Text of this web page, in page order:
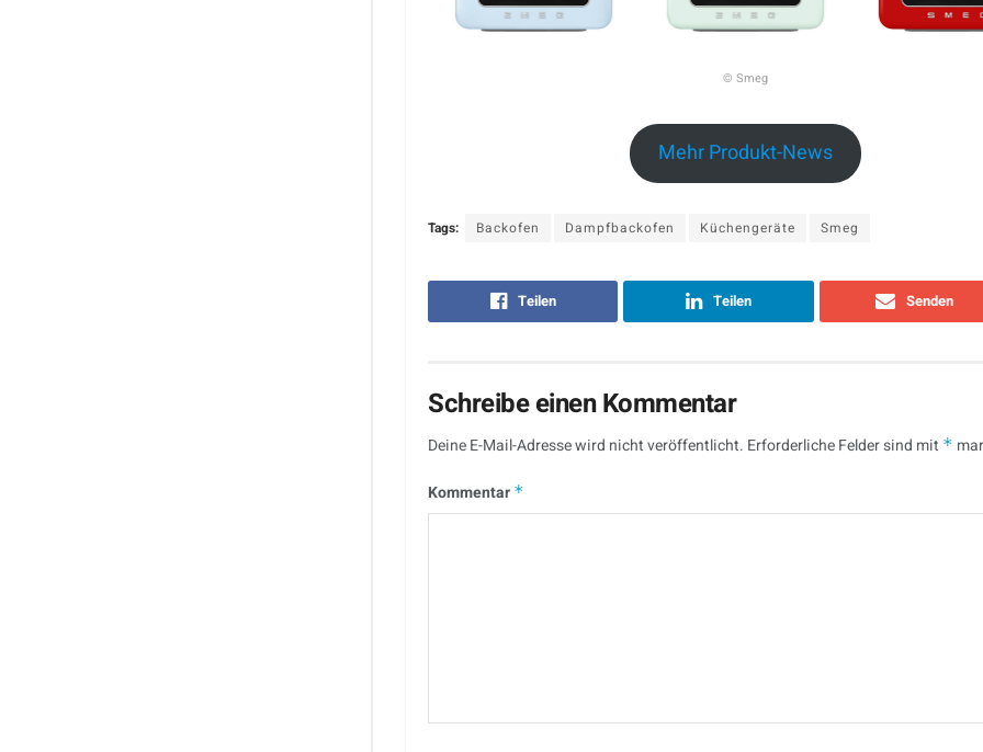
© Smeg
Mehr Produkt-News
Tags: Backofen Dampfbackofen Küchengeräte Smeg
Teilen Teilen Senden
Schreibe einen Kommentar
Deine E-Mail-Adresse wird nicht veröffentlicht. Erforderliche Felder sind mit *
Kommentar *